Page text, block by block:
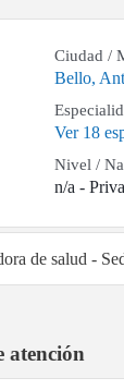
Ciudad /
Bello,
Ver 18
Nivel /
n/a -
de salud -
atención